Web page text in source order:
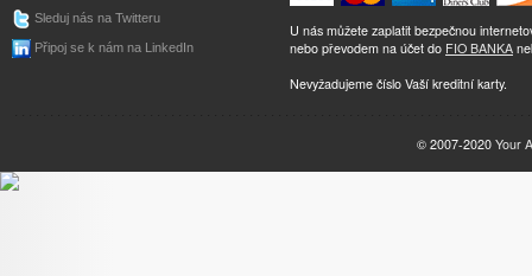
Sleduj nás na Twitteru
Připoj se k nám na LinkedIn
U nás můžete zaplatit bezpečnou
nebo převodem na účet do FIO BANKA
Nevyžadujeme číslo Vaší kreditní karty.
© 2007-2020 Your